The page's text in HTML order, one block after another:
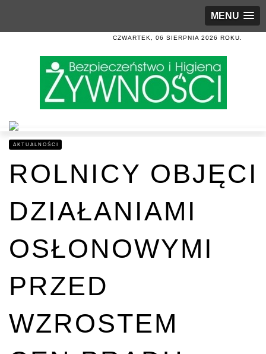
MENU
CZWARTEK, 06 SIERPNIA 2026 ROKU.
AKTUALNOŚCI
ROLNICY OBJĘCI
DZIAŁANIAMI
OSŁONOWYMI
PRZED
WZROSTEM